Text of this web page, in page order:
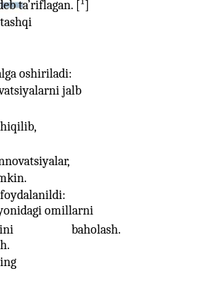
ta’riflagan. [¹]
oshiriladi:
jalb
omillarni
baholash.